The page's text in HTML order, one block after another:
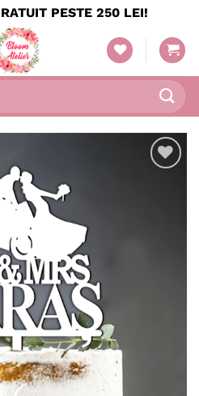
PESTE 250 LEI!